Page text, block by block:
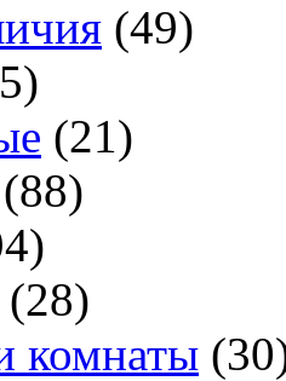
(49)
(21)
(88)
(28)
комнаты